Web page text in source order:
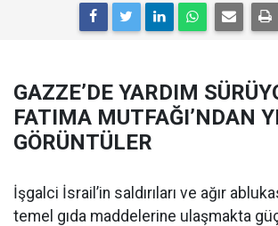
GAZZE’DE YARDIM
FATIMA MUTFAĞI’NDAN
GÖRÜNTÜLER
İşgalci İsrail’in saldırıları ve ağır
temel gıda maddelerine ulaşmakta